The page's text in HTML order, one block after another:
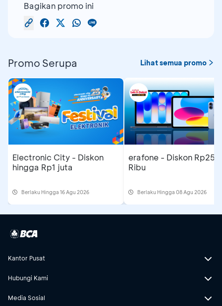
Bagikan promo ini
Promo Serupa Lihat semua promo
Electronic City - Diskon
hingga Rp1 juta
Berlaku Hingga 16 Agu 2026
erafone - Diskon Rp250
Ribu
Berlaku Hingga 08 Agu 2026
Kantor Pusat
Hubungi Kami
Media Sosial